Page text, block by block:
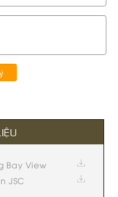
Bay View
JSC